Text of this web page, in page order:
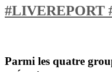
#LIVEREPORT
Parmi les quatre